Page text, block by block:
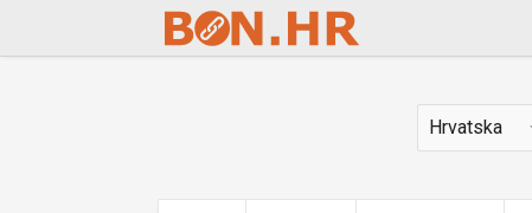
Skip to Main Content
Država